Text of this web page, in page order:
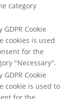
category
Cookie
cookies is used
for the
"Necessary".
Cookie
cookie is used to